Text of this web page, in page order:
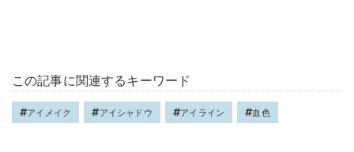
この記事に関連するキーワード
アイメイク アイシャドウ アイライン 血色